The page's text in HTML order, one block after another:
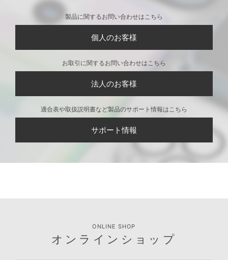
製品に関するお問い合わせはこちら
個人のお客様
お取引に関するお問い合わせはこちら
法人のお客様
適合表や取扱説明書など製品のサポート情報はこちら
サポート情報
ONLINE SHOP
オンラインショップ